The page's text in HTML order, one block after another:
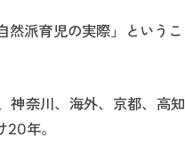
然派育児の実際」という
神奈川、海外、京都、高
20年。